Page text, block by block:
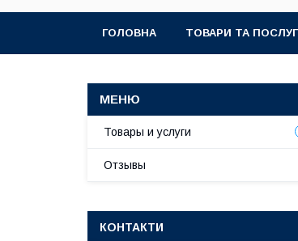
ГОЛОВНА ТОВАРИ ТА
Товары и услуги
Отзывы
КОНТАКТИ